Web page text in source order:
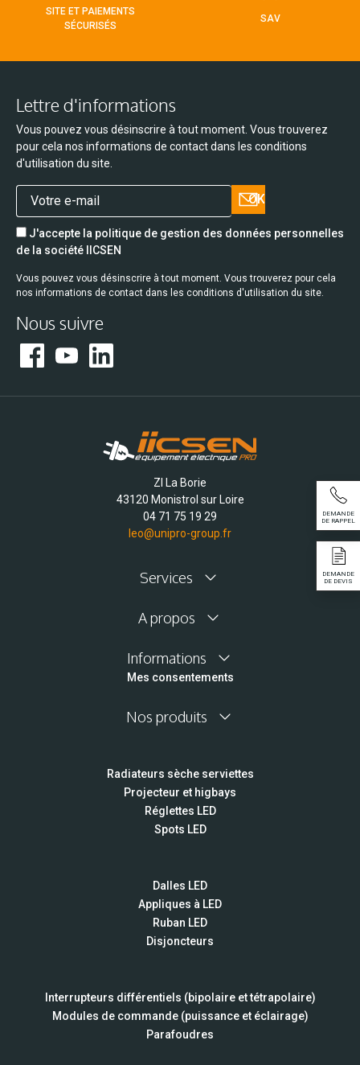
SITE ET PAIEMENTS
SÉCURISÉS
SAV
Lettre d'informations
Vous pouvez vous désinscrire à tout moment. Vous trouverez
pour cela nos informations de contact dans les conditions
d'utilisation du site.
J'accepte la politique de gestion des données personnelles
de la société IICSEN
Vous pouvez vous désinscrire à tout moment. Vous trouverez pour cela
nos informations de contact dans les conditions d'utilisation du site.
Nous suivre
ZI La Borie
43120 Monistrol sur Loire
04 71 75 19 29
leo@unipro-group.fr
Services
A propos
Informations
Mes consentements
Nos produits
Radiateurs sèche serviettes
Projecteur et higbays
Réglettes LED
Spots LED
Dalles LED
Appliques à LED
Ruban LED
Disjoncteurs
Interrupteurs différentiels (bipolaire et tétrapolaire)
Modules de commande (puissance et éclairage)
Parafoudres
DEMANDE
DE DEVIS
DEMANDE
DE RAPPEL